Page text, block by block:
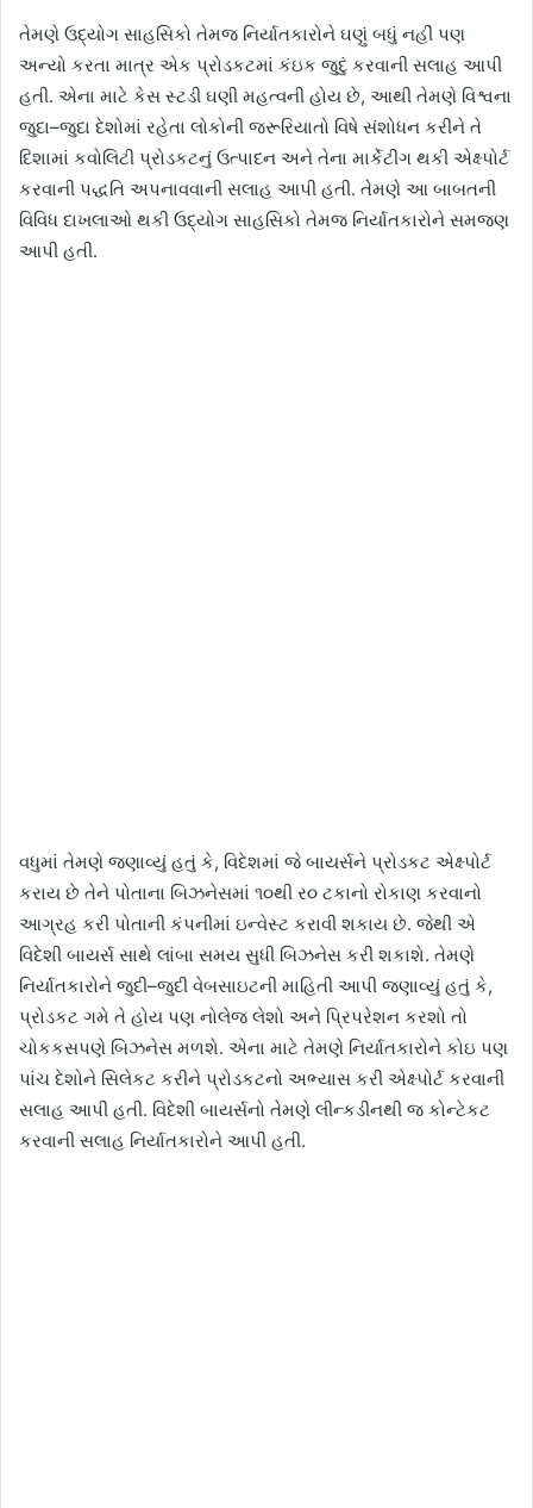
તેમણે ઉદ્યોગ સાહસિકો તેમજ નિર્યાતકારોને ઘણું બધું નહીં પણ
અન્યો કરતા માત્ર એક પ્રોડકટમાં કંઇક જુદું કરવાની સલાહ આપી
હતી. એના માટે કેસ સ્ટડી ઘણી મહત્વની હોય છે, આથી તેમણે વિશ્વના
જુદા–જુદા દેશોમાં રહેતા લોકોની જરૂરિયાતો વિષે સંશોધન કરીને તે
દિશામાં કવોલિટી પ્રોડકટનું ઉત્પાદન અને તેના માર્કેટીંગ થકી એક્ષ્પોર્ટ
કરવાની પદ્ધતિ અપનાવવાની સલાહ આપી હતી. તેમણે આ બાબતની
વિવિધ દાખલાઓ થકી ઉદ્યોગ સાહસિકો તેમજ નિર્યાતકારોને સમજણ
આપી હતી.
વધુમાં તેમણે જણાવ્યું હતું કે, વિદેશમાં જે બાયર્સને પ્રોડકટ એક્ષ્પોર્ટ
કરાય છે તેને પોતાના બિઝનેસમાં ૧૦થી ર૦ ટકાનો રોકાણ કરવાનો
આગ્રહ કરી પોતાની કંપનીમાં ઇન્વેસ્ટ કરાવી શકાય છે. જેથી એ
વિદેશી બાયર્સ સાથે લાંબા સમય સુધી બિઝનેસ કરી શકાશે. તેમણે
નિર્યાતકારોને જુદી–જુદી વેબસાઇટની માહિતી આપી જણાવ્યું હતું કે,
પ્રોડકટ ગમે તે હોય પણ નોલેજ લેશો અને પ્રિપરેશન કરશો તો
ચોકકસપણે બિઝનેસ મળશે. એના માટે તેમણે નિર્યાતકારોને કોઇ પણ
પાંચ દેશોને સિલેકટ કરીને પ્રોડકટનો અભ્યાસ કરી એક્ષ્પોર્ટ કરવાની
સલાહ આપી હતી. વિદેશી બાયર્સનો તેમણે લીન્કડીનથી જ કોન્ટેકટ
કરવાની સલાહ નિર્યાતકારોને આપી હતી.